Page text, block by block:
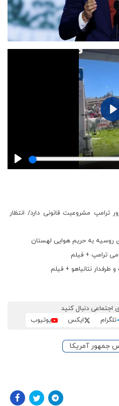
ترامپ مشروعیت قانونی دارد/ انتظار
روسیه به حریم هوایی لهستان
ترامپ + فیلم
طرفدار نتانیاهو + فیلم
اجتماعی دنبال کنید
تلگرام ایکس یوتیوب
جمهور آمریکا